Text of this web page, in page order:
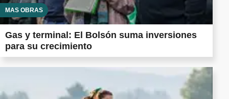
MÁS OBRAS
Gas y terminal: El Bolsón suma inversiones
para su crecimiento